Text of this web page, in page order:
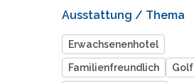
Ausstattung / Thema
Erwachsenenhotel
Familienfreundlich Golf